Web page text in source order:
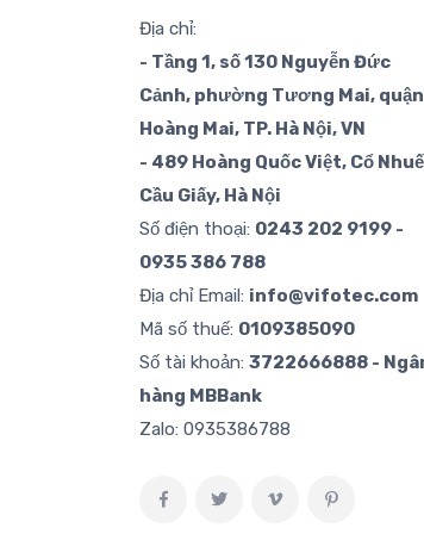
Địa chỉ:
- Tầng 1, số 130 Nguyễn Đức
Cảnh, phường Tương Mai, quận
Hoàng Mai, TP. Hà Nội, VN
- 489 Hoàng Quốc Việt, Cổ
Cầu Giấy, Hà Nội
Số điện thoại: 0243 202 9199 -
0935 386 788
Địa chỉ Email: info@vifotec.com
Mã số thuế: 0109385090
Số tài khoản: 3722666888 -
hàng MBBank
Zalo: 0935386788